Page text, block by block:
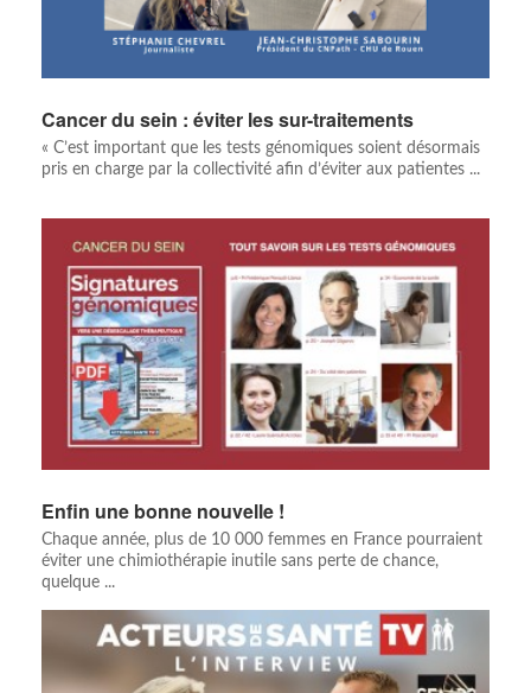
Cancer du sein : éviter les sur-traitements
« C’est important que les tests génomiques soient désormais
pris en charge par la collectivité afin d’éviter aux patientes ...
Enfin une bonne nouvelle !
Chaque année, plus de 10 000 femmes en France pourraient
éviter une chimiothérapie inutile sans perte de chance,
quelque ...